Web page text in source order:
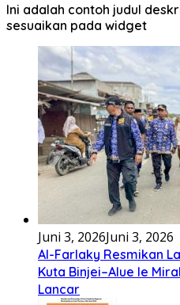
Ini adalah contoh judul
sesuaikan pada widget
Juni 3, 2026Juni 3, 2026
Al-Farlaky Resmikan
Kuta Binjei–Alue Ie
Lancar